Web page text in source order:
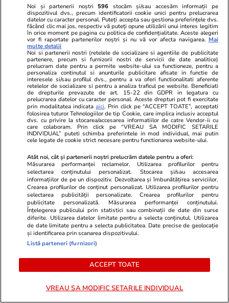
Semnele deshidratării și cum să
o previi
Știri România 08:24
Greva de avertisment făcută de
Sanitas. Noua lege a salarizării
propusă de Guvernul Bolojan,
sursa nemulțumirilor: „Sporul
pentru turele de noapte este o
bătaie de joc”
Știri România 08:09
Benzina s-a scumpit luni, 20
iulie 2026. Cât costă un litru de
benzină și motorină în București,
Iași, Cluj-Napoca, Timișoara și
Constanța
Noi și partenerii noștri 596 stocăm și/sau accesăm informații pe
dispozitivul dvs., precum identificatorii cookie unici pentru prelucrarea
datelor cu caracter personal. Puteți accepta sau gestiona preferințele dvs.
făcând clic mai jos, respectiv vă puteți opune utilizării unui interes legitim
în orice moment pe pagina cu politica de confidențialitate. Aceste alegeri
vor fi raportate partenerilor noștri și nu vă vor afecta navigarea. Mai
multe detalii
Noi si partenerii nostri (retelele de socializare si agentiile de publicitate
partenere, precum si furnizorii nostri de servicii de date analitice)
prelucram date pentru a permite website-ului sa functioneze, pentru a
personaliza continutul si anunturile publicitare afisate in functie de
interesele si/sau profilul dvs., pentru a va oferi functionalitati aferente
retelelor de socializare si pentru a analiza traficul pe website. Beneficiati
de drepturile prevazute de art. 15-22 din GDPR in legatura cu
prelucrarea datelor cu caracter personal. Aceste drepturi pot fi exercitate
prin modalitatea indicataaici. Prin click pe “ACCEPT TOATE”, acceptati
folosirea tuturor Tehnologiilor de tip Cookie, care implica inclusiv acceptul
dvs. cu privire la stocarea/accesarea informatiilor de catre Vendor-ii cu
care colaboram. Prin click pe “VREAU SA MODIFIC SETARILE
INDIVIDUAL” puteti schimba preferintele in mod individual, mai putin
cele legate de cookie strict necesare pentru functionarea website-ului.
Atât noi, cât și partenerii noștri prelucrăm datele pentru a oferi:
Măsurarea performanței reclamelor. Utilizarea profilurilor pentru
selectarea conținutului personalizat. Stocarea și/sau accesarea
informațiilor de pe un dispozitiv. Dezvoltarea și îmbunătățirea serviciilor.
Crearea profilurilor de conținut personalizat. Utilizarea profilurilor pentru
selectarea publicității personalizate. Crearea profilurilor pentru
publicitate personalizată. Măsurarea performanței conținutului.
Înțelegerea publicului prin statistici sau combinații de date din surse
diferite. Utilizarea datelor limitate pentru a selecta conținutul. Utilizarea
de date limitate pentru a selecta publicitatea. Date precise de geolocație
și identificarea prin scanarea dispozitivului.
Listă parteneri (furnizori)
ACCEPT TOATE
VREAU SA MODIFIC SETARILE INDIVIDUAL